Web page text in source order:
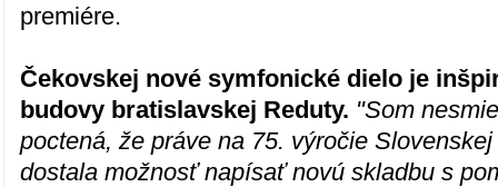
premiére.
Čekovskej nové symfonické dielo je
budovy bratislavskej Reduty. "Som
poctená, že práve na 75. výročie
dostala možnosť napísať novú skladbu s